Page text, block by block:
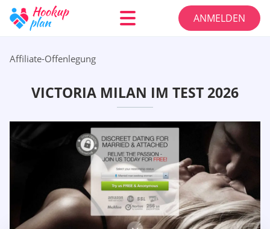
ANMELDEN
Affiliate-Offenlegung
VICTORIA MILAN IM TEST 2026